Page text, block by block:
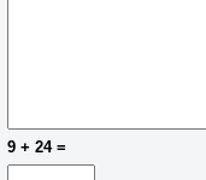
9 + 24 =